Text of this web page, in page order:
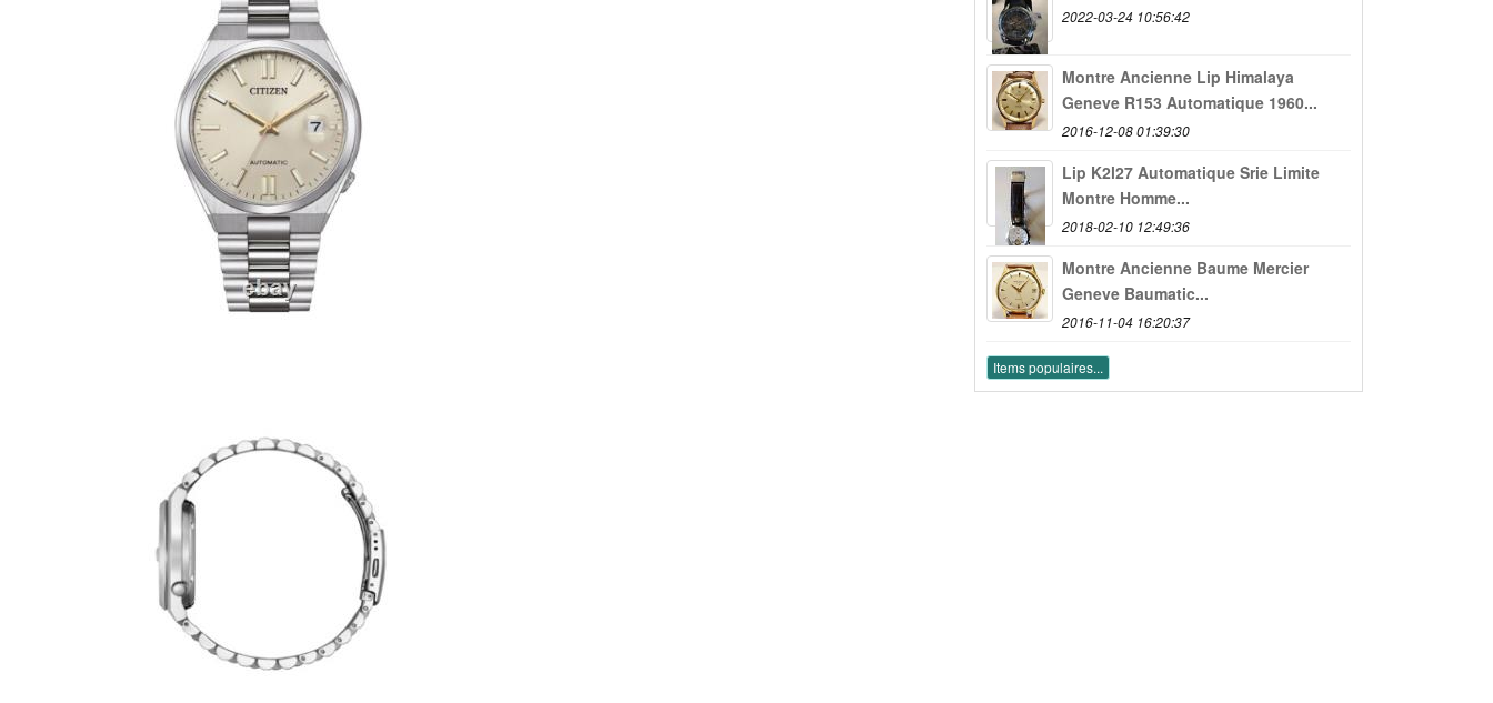
2022-03-24 10:56:42
Montre Ancienne Lip Himalaya
Geneve R153 Automatique 1960...
2016-12-08 01:39:30
Lip K2l27 Automatique Srie Limite
Montre Homme...
2018-02-10 12:49:36
Montre Ancienne Baume Mercier
Geneve Baumatic...
2016-11-04 16:20:37
Items populaires...